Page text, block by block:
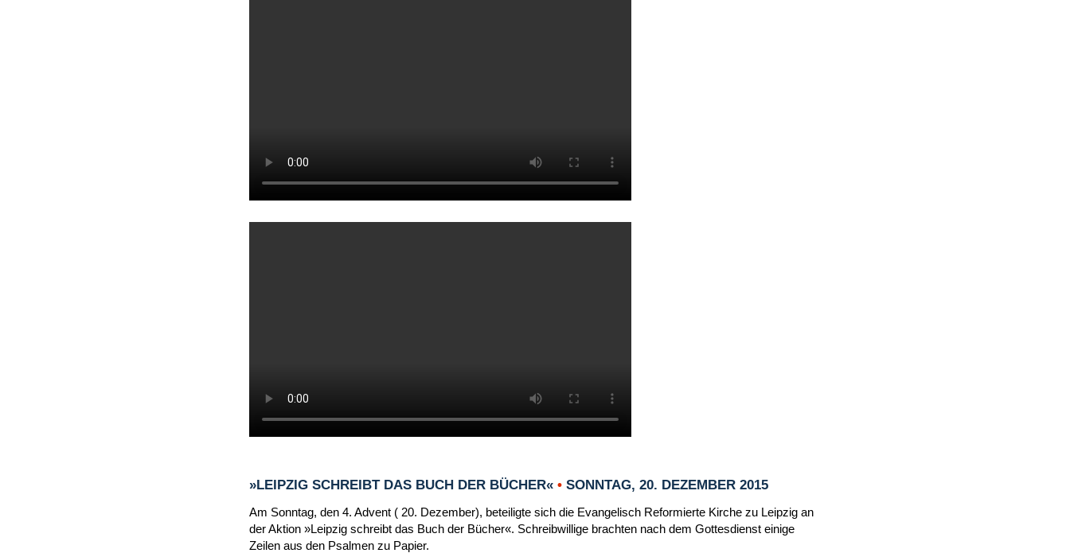
»LEIPZIG SCHREIBT DAS BUCH DER BÜCHER« • SONNTAG, 20. DEZEMBER 2015
Am Sonntag, den 4. Advent ( 20. Dezember), beteiligte sich die Evangelisch Reformierte Kirche zu Leipzig an
der Aktion »Leipzig schreibt das Buch der Bücher«. Schreibwillige brachten nach dem Gottesdienst einige
Zeilen aus den Psalmen zu Papier.